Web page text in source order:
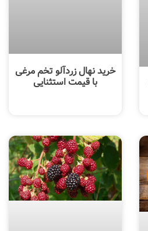
خرید نهال زردآلو تخم مرغی
با قیمت استثنایی